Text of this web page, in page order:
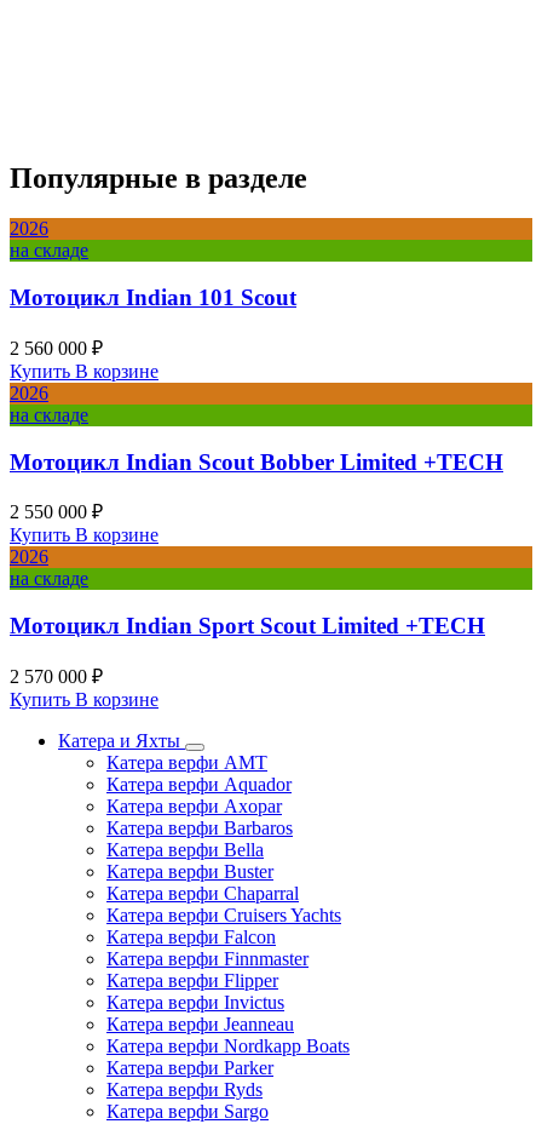
Популярные в разделе
2026
на складе
Мотоцикл Indian 101 Scout
2 560 000 ₽
Купить В корзине
2026
на складе
Мотоцикл Indian Scout Bobber Limited +TECH
2 550 000 ₽
Купить В корзине
2026
на складе
Мотоцикл Indian Sport Scout Limited +TECH
2 570 000 ₽
Купить В корзине
Катера и Яхты
Катера верфи AMT
Катера верфи Aquador
Катера верфи Axopar
Катера верфи Barbaros
Катера верфи Bella
Катера верфи Buster
Катера верфи Chaparral
Катера верфи Cruisers Yachts
Катера верфи Falcon
Катера верфи Finnmaster
Катера верфи Flipper
Катера верфи Invictus
Катера верфи Jeanneau
Катера верфи Nordkapp Boats
Катера верфи Parker
Катера верфи Ryds
Катера верфи Sargo